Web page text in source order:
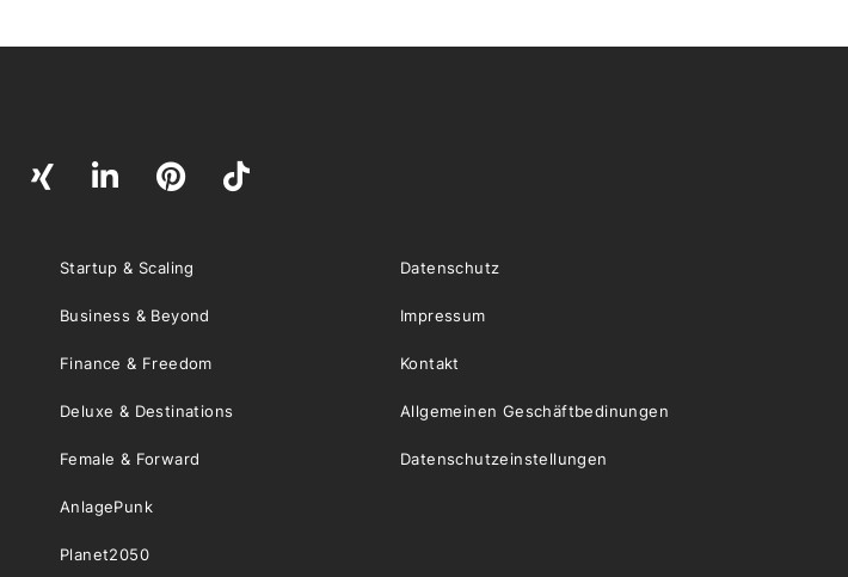
Startup & Scaling
Business & Beyond
Finance & Freedom
Deluxe & Destinations
Female & Forward
AnlagePunk
Planet2050
Datenschutz
Impressum
Kontakt
Allgemeinen Geschäftbedinungen
Datenschutzeinstellungen